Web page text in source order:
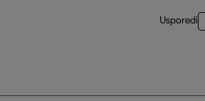
Usporedi